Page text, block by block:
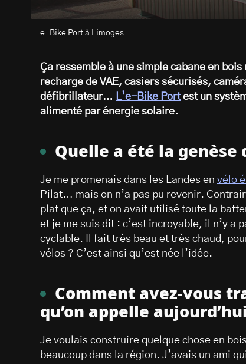
e-Bike Port à Limoges
Ça ressemble à une simple cabane en
recharge de VAE, casiers sécurisés,
défibrillateur… L’e-Bike Portest un
alimenté par énergie solaire.
Quelle a été la genèse
Je me promenais dans les Landes en vélo
Pilat… mais on n’a pas pu revenir.
plat que ça, et on avait utilisé toute la
et je me suis dit : c’est incroyable, il n’y a
cyclable. Il fait très beau et très chaud,
vélos ? C’est ainsi qu’est née l’idée.
Comment avez-vous
qu’on appelle
Je voulais construire quelque chose en
beaucoup dans la région. J’avais un ami